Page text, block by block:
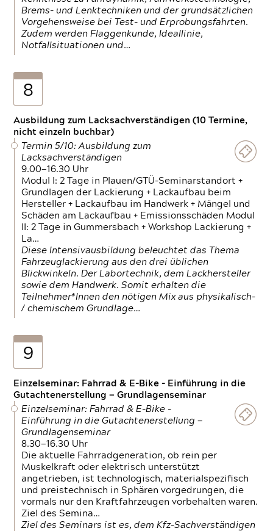
Brems- und Lenktechniken und der grundsätzlichen
Vorgehensweise bei Test- und Erprobungsfahrten.
Zudem werden Flaggenkunde, Ideallinie,
Notfallsituationen und…
8
Ausbildung zum Lacksachverständigen (10 Termine,
nicht einzeln buchbar)
Termin 5/10: Ausbildung zum
Lacksachverständigen
9.00—16.30 Uhr
Modul I: 2 Tage in Plauen/GTÜ-Seminarstandort +
Grundlagen der Lackierung + Lackaufbau beim
Hersteller + Lackaufbau im Handwerk + Mängel und
Schäden am Lackaufbau + Emissionsschäden Modul
II: 2 Tage in Gummersbach + Workshop Lackierung +
La…
Diese Intensivausbildung beleuchtet das Thema
Fahrzeuglackierung aus den drei üblichen
Blickwinkeln. Der Labortechnik, dem Lackhersteller
sowie dem Handwerk. Somit erhalten die
Teilnehmer*Innen den nötigen Mix aus physikalisch-
/ chemischem Grundlage…
9
Einzelseminar: Fahrrad & E-Bike - Einführung in die
Gutachtenerstellung — Grundlagenseminar
Einzelseminar: Fahrrad & E-Bike -
Einführung in die Gutachtenerstellung —
Grundlagenseminar
8.30—16.30 Uhr
Die aktuelle Fahrradgeneration, ob rein per
Muskelkraft oder elektrisch unterstützt
angetrieben, ist technologisch, materialspezifisch
und preistechnisch in Sphären vorgedrungen, die
vormals nur den Kraftfahrzeugen vorbehalten waren.
Ziel des Semina…
Ziel des Seminars ist es, dem Kfz-Sachverständigen